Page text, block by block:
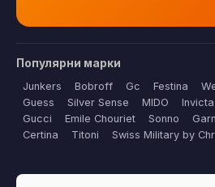
Популярни марки
Junkers Bobroff Gc Festina
Guess
Silver Sense MIDO Invicta
Gucci
Emile Chouriet Sonno
Certina
Titoni Swiss Military by